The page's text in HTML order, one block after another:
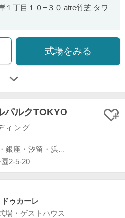
１丁目１０−３０ atre竹芝 タワ
式場をみる
パルクTOKYO
ィング
浜松町駅 (東京・銀座・汐留・浜松町・品川・上野・浅草)
2-5-20
ゥカーレ
場・ゲストハウス